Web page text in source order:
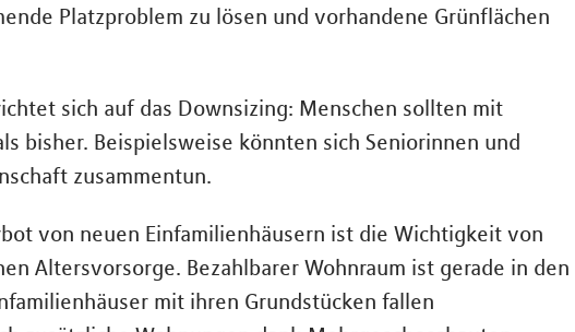
Platzproblem zu lösen und vorhandene Grünflächen
sich auf das Downsizing: Menschen sollten mit
bisher. Beispielsweise könnten sich Seniorinnen und
zusammentun.
von neuen Einfamilienhäusern ist die Wichtigkeit von
Altersvorsorge. Bezahlbarer Wohnraum ist gerade in den
mit ihren Grundstücken fallen